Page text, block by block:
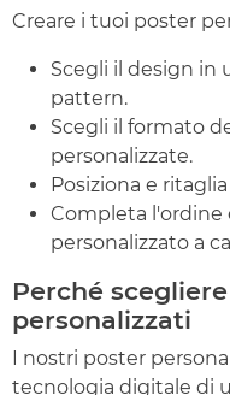
Creare i tuoi poster
Scegli il design in
pattern.
Scegli il formato
personalizzate.
Posiziona e
Completa l'ordine
personalizzato a
Perché
personalizzati
I nostri poster
tecnologia digitale di